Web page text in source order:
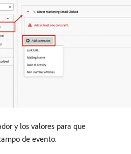
y los valores para que
de evento.